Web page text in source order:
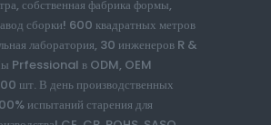
собственная фабрика формы,
сборки! 600 квадратных метров
лаборатория, 30 инженеров R &
Prfessional в ODM, OEM
шт. В день производственных
испытаний старения для